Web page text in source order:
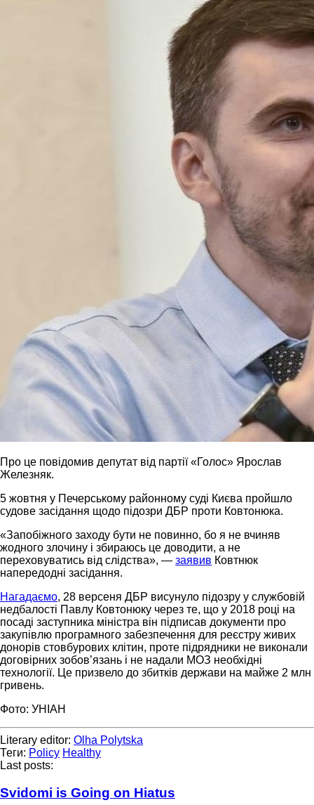
Про це повідомив депутат від партії «Голос» Ярослав
Железняк.
5 жовтня у Печерському районному суді Києва пройшло
судове засідання щодо підозри ДБР проти Ковтонюка.
«Запобіжного заходу бути не повинно, бо я не вчиняв
жодного злочину і збираюсь це доводити, а не
переховуватись від слідства», — заявив Ковтнюк
напередодні засідання.
Нагадаємо, 28 версеня ДБР висунуло підозру у службовій
недбалості Павлу Ковтонюку через те, що у 2018 році на
посаді заступника міністра він підписав документи про
закупівлю програмного забезпечення для реєстру живих
донорів стовбурових клітин, проте підрядники не виконали
договірних зобов’язань і не надали МОЗ необхідні
технології. Це призвело до збитків держави на майже 2 млн
гривень.
Фото: УНІАН
Literary editor: Olha Polytska
Теги: Policy Healthy
Last posts:
Svidomi is Going on Hiatus